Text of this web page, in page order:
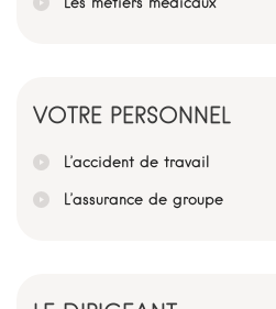
Les métiers médicaux
VOTRE PERSONNEL
L’accident de travail
L’assurance de groupe